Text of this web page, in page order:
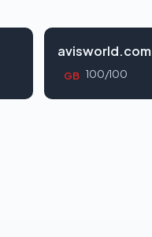
avisworld.com
GB 100/100